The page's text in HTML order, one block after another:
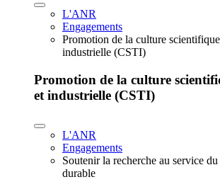
L'ANR
Engagements
Promotion de la culture
industrielle (CSTI)
Promotion de la culture
et industrielle (CSTI)
L'ANR
Engagements
Soutenir la recherche au service
durable